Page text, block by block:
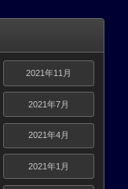
2021年11月
2021年7月
2021年4月
2021年1月